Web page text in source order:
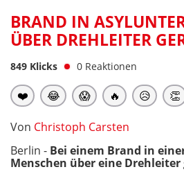
BRAND IN
ÜBER DREHLEITER
849 Klicks 0 Reaktionen
❤️ 😂 😱 🔥 😥 👏
Von Christoph Carsten
Berlin - Bei einem Brand in
Menschen über eine